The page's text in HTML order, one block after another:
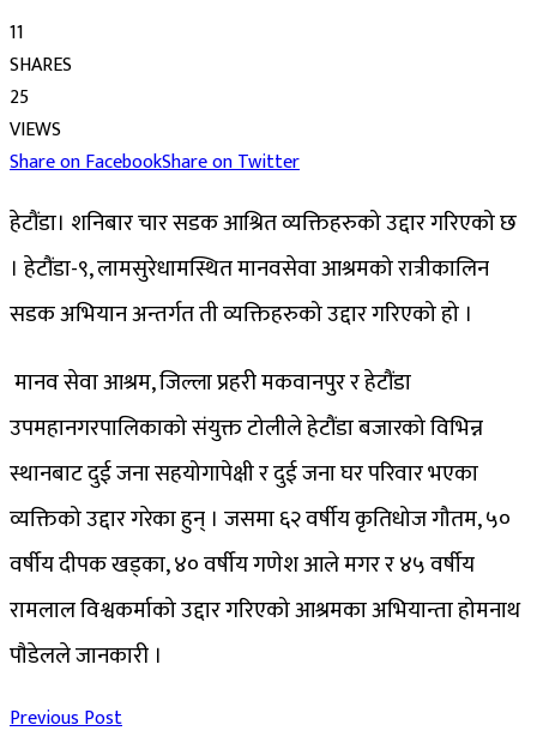
11
SHARES
25
VIEWS
Share on FacebookShare on Twitter
हेटौंडा। शनिबार चार सडक आश्रित व्यक्तिहरुको उद्दार गरिएको छ
। हेटौंडा-९, लामसुरेधामस्थित मानवसेवा आश्रमको रात्रीकालिन
सडक अभियान अन्तर्गत ती व्यक्तिहरुको उद्दार गरिएको हो ।
मानव सेवा आश्रम, जिल्ला प्रहरी मकवानपुर र हेटौंडा
उपमहानगरपालिकाको संयुक्त टोलीले हेटौंडा बजारको विभिन्न
स्थानबाट दुई जना सहयोगापेक्षी र दुई जना घर परिवार भएका
व्यक्तिको उद्दार गरेका हुन् । जसमा ६२ वर्षीय कृतिधोज गौतम, ५०
वर्षीय दीपक खड्का, ४० वर्षीय गणेश आले मगर र ४५ वर्षीय
रामलाल विश्वकर्माको उद्दार गरिएको आश्रमका अभियान्ता होमनाथ
पाैडेलले जानकारी ।
Previous Post